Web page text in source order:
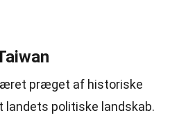
præget af historiske
landets politiske landskab.